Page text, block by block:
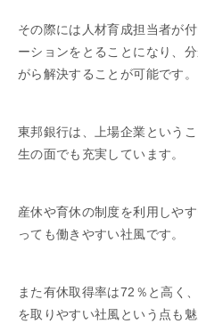
その際には人材育成担当者が
ーションをとることになり、
がら解決することが可能です。
東邦銀行は、上場企業という
生の面でも充実しています。
産休や育休の制度を利用しや
っても働きやすい社風です。
また有休取得率は72％と高く
を取りやすい社風という点も魅